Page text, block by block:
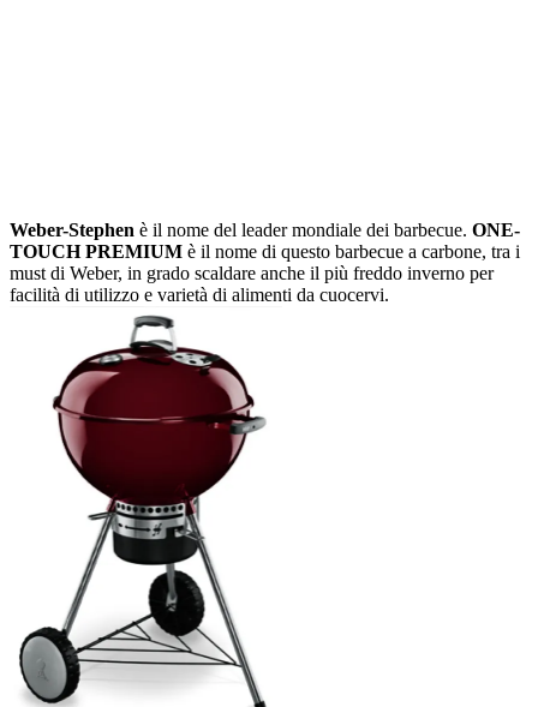
Weber-Stephen è il nome del leader mondiale dei barbecue. ONE-
TOUCH PREMIUM è il nome di questo barbecue a carbone, tra i
must di Weber, in grado scaldare anche il più freddo inverno per
facilità di utilizzo e varietà di alimenti da cuocervi.